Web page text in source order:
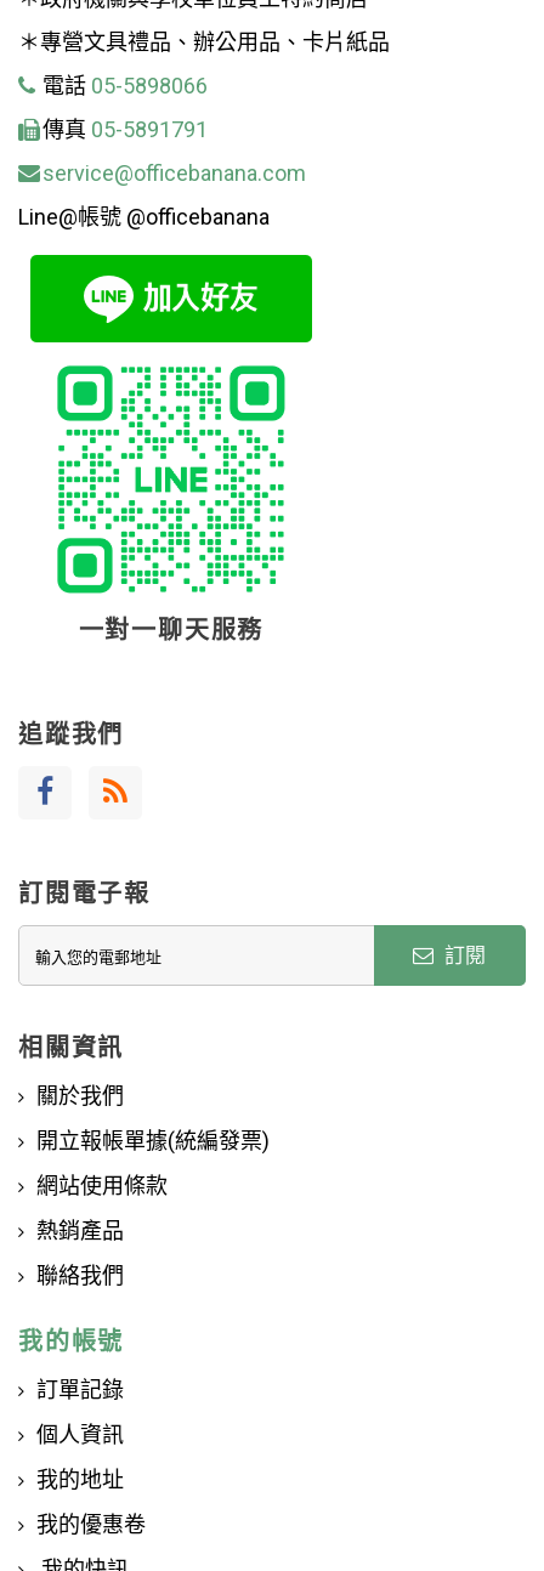
＊專營文具禮品、辦公用品、卡片紙品
電話 05-5898066
傳真 05-5891791
service@officebanana.com
Line@帳號 @officebanana
一對一聊天服務
追蹤我們
訂閱電子報
訂閱
相關資訊
關於我們
開立報帳單據(統編發票)
網站使用條款
熱銷產品
聯絡我們
我的帳號
訂單記錄
個人資訊
我的地址
我的優惠卷